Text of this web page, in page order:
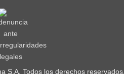
S.A. Todos los derechos